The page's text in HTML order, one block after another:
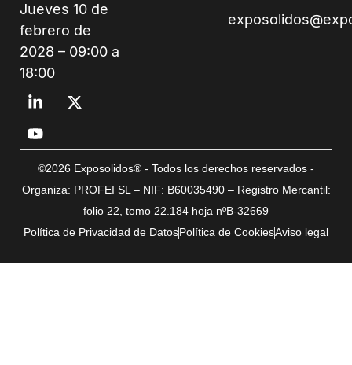
Jueves 10 de
febrero de
2028 – 09:00 a
18:00
©2026 Exposolidos® - Todos los derechos reservados -
Organiza: PROFEI SL – NIF: B60035490 – Registro Mercantil:
folio 22, tomo 22.184 hoja nºB-32669
Política de Privacidad de DatosPolítica de CookiesAviso legal